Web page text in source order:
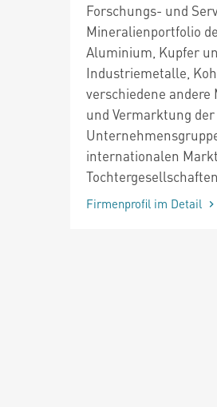
Forschungs- und
Mineralienportfolio
Aluminium, Kupfer
Industriemetalle,
verschiedene
und Vermarktung
internationalen
Firmenprofil im Detail